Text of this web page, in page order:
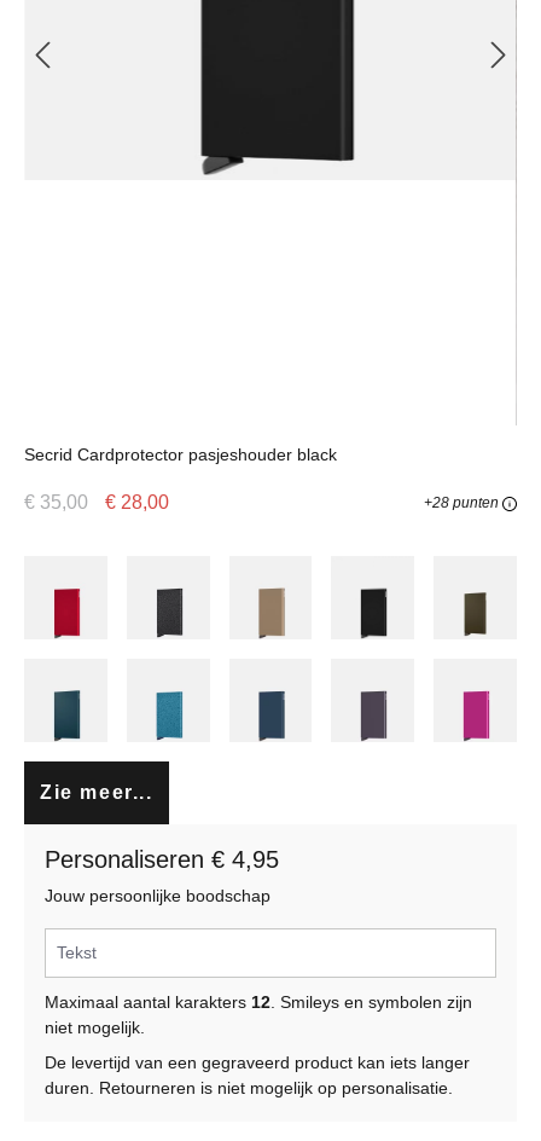
Secrid Cardprotector pasjeshouder black
€ 35,00 € 28,00 +28 punten
Zie meer...
Personaliseren € 4,95
Jouw persoonlijke boodschap
Maximaal aantal karakters 12 . Smileys en symbolen zijn
niet mogelijk.
De levertijd van een gegraveerd product kan iets langer
duren. Retourneren is niet mogelijk op personalisatie.